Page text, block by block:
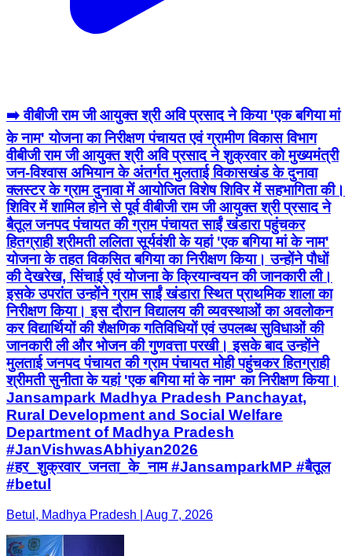
➡️ वीबीजी राम जी आयुक्त श्री अवि प्रसाद ने किया 'एक बगिया मां
के नाम' योजना का निरीक्षण पंचायत एवं ग्रामीण विकास विभाग
वीबीजी राम जी आयुक्त श्री अवि प्रसाद ने शुक्रवार को मुख्यमंत्री
जन-विश्वास अभियान के अंतर्गत मुलताई विकासखंड के दुनावा
क्लस्टर के ग्राम दुनावा में आयोजित विशेष शिविर में सहभागिता की।
शिविर में शामिल होने से पूर्व वीबीजी राम जी आयुक्त श्री प्रसाद ने
बैतूल जनपद पंचायत की ग्राम पंचायत साईं खंडारा पहुंचकर
हितग्राही श्रीमती ललिता सूर्यवंशी के यहां 'एक बगिया मां के नाम'
योजना के तहत विकसित बगिया का निरीक्षण किया। उन्होंने पौधों
की देखरेख, सिंचाई एवं योजना के क्रियान्वयन की जानकारी ली।
इसके उपरांत उन्होंने ग्राम साईं खंडारा स्थित प्राथमिक शाला का
निरीक्षण किया। इस दौरान विद्यालय की व्यवस्थाओं का अवलोकन
कर विद्यार्थियों की शैक्षणिक गतिविधियों एवं उपलब्ध सुविधाओं की
जानकारी ली और भोजन की गुणवत्ता परखी। इसके बाद उन्होंने
मुलताई जनपद पंचायत की ग्राम पंचायत मोही पहुंचकर हितग्राही
श्रीमती सुनीता के यहां 'एक बगिया मां के नाम' का निरीक्षण किया।
Jansampark Madhya Pradesh Panchayat,
Rural Development and Social Welfare
Department of Madhya Pradesh
#JanVishwasAbhiyan2026
#हर_शुक्रवार_जनता_के_नाम #JansamparkMP #बैतूल
#betul
Betul, Madhya Pradesh | Aug 7, 2026